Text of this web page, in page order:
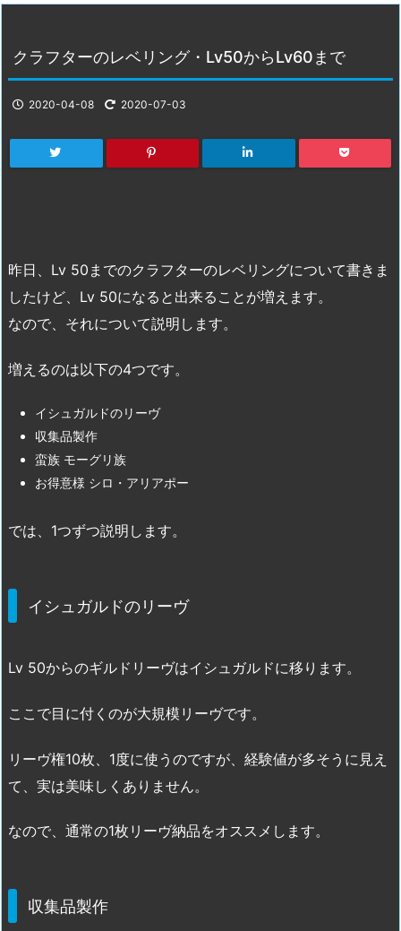
クラフターのレベリング・Lv50からLv60まで
2020-04-08 2020-07-03
昨日、Lv 50までのクラフターのレベリングについて書きま
したけど、Lv 50になると出来ることが増えます。
なので、それについて説明します。
増えるのは以下の4つです。
イシュガルドのリーヴ
収集品製作
蛮族 モーグリ族
お得意様 シロ・アリアポー
では、1つずつ説明します。
イシュガルドのリーヴ
Lv 50からのギルドリーヴはイシュガルドに移ります。
ここで目に付くのが大規模リーヴです。
リーヴ権10枚、1度に使うのですが、経験値が多そうに見え
て、実は美味しくありません。
なので、通常の1枚リーヴ納品をオススメします。
収集品製作